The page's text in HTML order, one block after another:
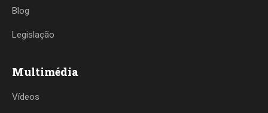
Blog
Legislação
Multimédia
Vídeos